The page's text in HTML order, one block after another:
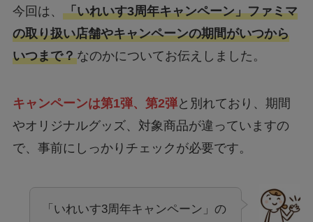
今回は、 「いれいす3周年キャンペーン」ファミマ
の取り扱い店舗やキャンペーンの期間がいつから
いつまで？なのかについてお伝えしました。
キャンペーンは第1弾、第2弾と別れており、期間
やオリジナルグッズ、対象商品が違っていますの
で、事前にしっかりチェックが必要です。
「いれいす3周年キャンペーン」の